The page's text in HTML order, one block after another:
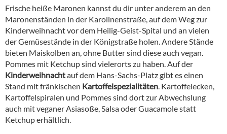
Frische heiße Maronen kannst du dir unter anderem an den
Maronenständen in der Karolinenstraße, auf dem Weg zur
Kinderweihnacht vor dem Heilig-Geist-Spital und an vielen
der Gemüsestände in der Königstraße holen. Andere Stände
bieten Maiskolben an, ohne Butter sind diese auch vegan.
Pommes mit Ketchup sind vielerorts zu haben. Auf der
Kinderweihnachtauf dem Hans-Sachs-Platz gibt es einen
Stand mit fränkischen Kartoffelspezialitäten. Kartoffelecken,
Kartoffelspiralen und Pommes sind dort zur Abwechslung
auch mit veganer Asiasoße, Salsa oder Guacamole statt
Ketchup erhältlich.